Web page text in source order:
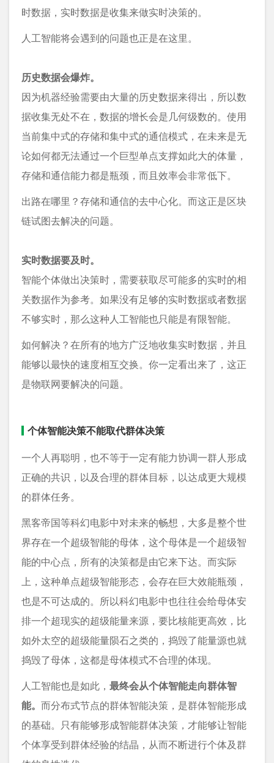
时数据，实时数据是收集来做实时决策的。
人工智能将会遇到的问题也正是在这里。
历史数据会爆炸。
因为机器经验需要由大量的历史数据来得出，所以数
据收集无处不在，数据的增长会是几何级数的。使用
当前集中式的存储和集中式的通信模式，在未来是无
论如何都无法通过一个巨型单点支撑如此大的体量，
存储和通信能力都是瓶颈，而且效率会非常低下。
出路在哪里？存储和通信的去中心化。而这正是区块
链试图去解决的问题。
实时数据要及时。
智能个体做出决策时，需要获取尽可能多的实时的相
关数据作为参考。如果没有足够的实时数据或者数据
不够实时，那么这种人工智能也只能是有限智能。
如何解决？在所有的地方广泛地收集实时数据，并且
能够以最快的速度相互交换。你一定看出来了，这正
是物联网要解决的问题。
个体智能决策不能取代群体决策
一个人再聪明，也不等于一定有能力协调一群人形成
正确的共识，以及合理的群体目标，以达成更大规模
的群体任务。
黑客帝国等科幻电影中对未来的畅想，大多是整个世
界存在一个超级智能的母体，这个母体是一个超级智
能的中心点，所有的决策都是由它来下达。而实际
上，这种单点超级智能形态，会存在巨大效能瓶颈，
也是不可达成的。所以科幻电影中也往往会给母体安
排一个超现实的超级能量来源，要比核能更高效，比
如外太空的超级能量陨石之类的，捣毁了能量源也就
捣毁了母体，这都是母体模式不合理的体现。
人工智能也是如此， 最终会从个体智能走向群体智
能。 而分布式节点的群体智能决策，是群体智能形成
的基础。只有能够形成智能群体决策，才能够让智能
个体享受到群体经验的结晶，从而不断进行个体及群